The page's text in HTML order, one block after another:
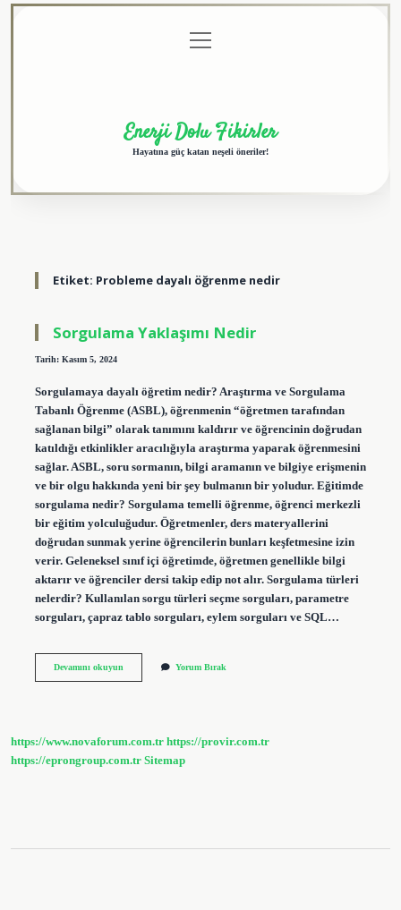
menüyü
aç
Enerji Dolu Fikirler
Hayatına güç katan neşeli öneriler!
Etiket: Probleme dayalı öğrenme nedir
Sorgulama Yaklaşımı Nedir
Tarih: Kasım 5, 2024
Sorgulamaya dayalı öğretim nedir? Araştırma ve Sorgulama
Tabanlı Öğrenme (ASBL), öğrenmenin “öğretmen tarafından
sağlanan bilgi” olarak tanımını kaldırır ve öğrencinin doğrudan
katıldığı etkinlikler aracılığıyla araştırma yaparak öğrenmesini
sağlar. ASBL, soru sormanın, bilgi aramanın ve bilgiye erişmenin
ve bir olgu hakkında yeni bir şey bulmanın bir yoludur. Eğitimde
sorgulama nedir? Sorgulama temelli öğrenme, öğrenci merkezli
bir eğitim yolculuğudur. Öğretmenler, ders materyallerini
doğrudan sunmak yerine öğrencilerin bunları keşfetmesine izin
verir. Geleneksel sınıf içi öğretimde, öğretmen genellikle bilgi
aktarır ve öğrenciler dersi takip edip not alır. Sorgulama türleri
nelerdir? Kullanılan sorgu türleri seçme sorguları, parametre
sorguları, çapraz tablo sorguları, eylem sorguları ve SQL…
Devamını okuyunSorgulama
Yorum Bırak
https://www.novaforum.com.tr https://provir.com.tr
https://eprongroup.com.tr Sitemap